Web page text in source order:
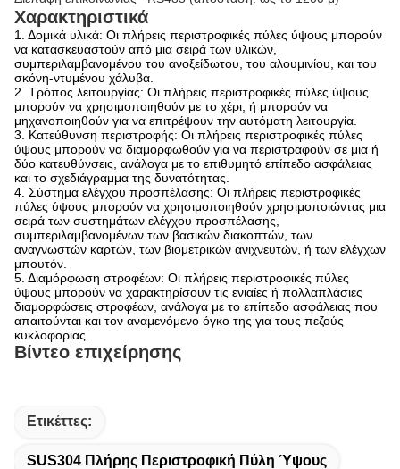
Χαρακτηριστικά
1. Δομικά υλικά: Οι πλήρεις περιστροφικές πύλες ύψους μπορούν
να κατασκευαστούν από μια σειρά των υλικών,
συμπεριλαμβανομένου του ανοξείδωτου, του αλουμινίου, και του
σκόνη-ντυμένου χάλυβα.
2. Τρόπος λειτουργίας: Οι πλήρεις περιστροφικές πύλες ύψους
μπορούν να χρησιμοποιηθούν με το χέρι, ή μπορούν να
μηχανοποιηθούν για να επιτρέψουν την αυτόματη λειτουργία.
3. Κατεύθυνση περιστροφής: Οι πλήρεις περιστροφικές πύλες
ύψους μπορούν να διαμορφωθούν για να περιστραφούν σε μια ή
δύο κατευθύνσεις, ανάλογα με το επιθυμητό επίπεδο ασφάλειας
και το σχεδιάγραμμα της δυνατότητας.
4. Σύστημα ελέγχου προσπέλασης: Οι πλήρεις περιστροφικές
πύλες ύψους μπορούν να χρησιμοποιηθούν χρησιμοποιώντας μια
σειρά των συστημάτων ελέγχου προσπέλασης,
συμπεριλαμβανομένων των βασικών διακοπτών, των
αναγνωστών καρτών, των βιομετρικών ανιχνευτών, ή των ελέγχων
μπουτόν.
5. Διαμόρφωση στροφέων: Οι πλήρεις περιστροφικές πύλες
ύψους μπορούν να χαρακτηρίσουν τις ενιαίες ή πολλαπλάσιες
διαμορφώσεις στροφέων, ανάλογα με το επίπεδο ασφάλειας που
απαιτούνται και τον αναμενόμενο όγκο της για τους πεζούς
κυκλοφορίας.
Βίντεο επιχείρησης
Ετικέττες:
SUS304 Πλήρης Περιστροφική Πύλη Ύψους